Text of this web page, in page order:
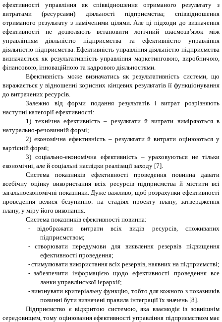
ефективності управління як співвідношення отриманого результату з
витратами (ресурсами) діяльності підприємства; співвідношення
отриманого результату з наміченими цілями. Але ці підходи до визначення
ефективності не дозволяють встановити логічний взаємозв’язок між
управлінням діяльністю підприємства та ефективністю управління
діяльністю підприємства. Ефективність управління діяльністю підприємства
визначається як результативність управління маркетинговою, виробничою,
фінансовою, інноваційною та кадровою діяльностями.
Ефективність може визначатись як результативність системи, що
виражається у відношенні корисних кінцевих результатів її функціонування
до витрачених ресурсів.
Залежно від форми подання результатів і витрат розрізняють
наступні категорії ефективності:
1) технічна ефективність – результати й витрати виміряються в
натурально-речовинній формі;
2) економічна ефективність – результати й витрати оцінюються у
вартісній формі;
3) соціально-економічна ефективність – ураховуються не тільки
економічні, але й соціальні наслідки реалізації заходу [7].
Система показників ефективності проведення повинна давати
всебічну оцінку використання всіх ресурсів підприємства й містити всі
загальноекономічні показники. Дуже важливо, щоб розрахунки ефективності
проведення велися безупинно: на стадіях проекту плану, затвердження
плану, у міру його виконання.
Система показників ефективності повинна:
-
відображати витрати всіх видів ресурсів, споживаних
підприємством;
- створювати передумови для виявлення резервів підвищення
ефективності проведення;
-стимулювати використання всіх резервів, наявних на підприємстві;
- забезпечити інформацією щодо ефективності проведення все
ланки управлінської ієрархії;
-виконувати критеріальну функцію, тобто для кожного з показників
повинні бути визначені правила інтеграції їх значень [8].
Підприємство є відкритою системою, яка взаємодіє із зовнішнім
середовищем, тому оцінювання ефективності управління підприємством має